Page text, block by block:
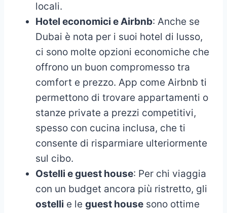
locali.
Hotel economici e Airbnb: Anche se
Dubai è nota per i suoi hotel di lusso,
ci sono molte opzioni economiche che
offrono un buon compromesso tra
comfort e prezzo. App come Airbnb ti
permettono di trovare appartamenti o
stanze private a prezzi competitivi,
spesso con cucina inclusa, che ti
consente di risparmiare ulteriormente
sul cibo.
Ostelli e guest house: Per chi viaggia
con un budget ancora più ristretto, gli
ostelli e le guest house sono ottime